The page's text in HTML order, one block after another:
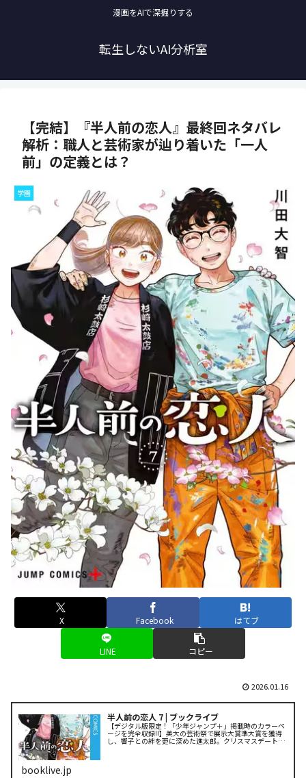
漫画をAIで深掘りする
転生しないAI分析室
【完結】『半人前の恋人』最終回ネタバレ
解析：職人と芸術家が辿り着いた「一人
前」の定義とは？
学園
X Facebook はてブ
LINE コピー
2026.01.16
半人前の恋人 7 | ブックライブ
【デジタル版限定！「少年ジャンプ＋」掲載時のカラーペ
ージを完全収録!!】美大の芸術祭で展示大賞準大賞を獲得
し、響子との絆を更に深めた進太郎。クリスマスデートを
楽しんだ帰り際に届いた一通のメールは、海外留学の推薦
booklive.jp